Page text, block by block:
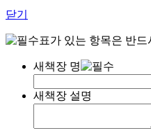
닫기
표가 있는 항목은 반
새책장 명
새책장 설명